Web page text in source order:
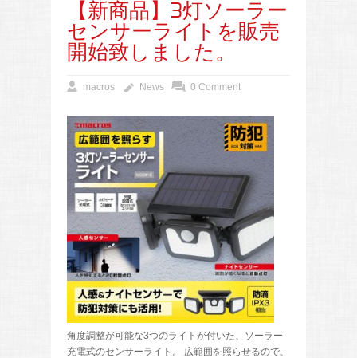
【新商品】3灯ソーラー
センサーライトを販売
開始致しました。
macros News 0 Comment
角度調整が可能な3つのライトが付いた、ソーラー
充電式のセンサーライト。 広範囲を照らせるので、